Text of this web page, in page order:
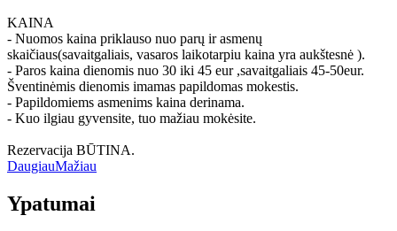
KAINA
- Nuomos kaina priklauso nuo parų ir asmenų
skaičiaus(savaitgaliais, vasaros laikotarpiu kaina yra aukštesnė ).
- Paros kaina dienomis nuo 30 iki 45 eur ,savaitgaliais 45-50eur.
Šventinėmis dienomis imamas papildomas mokestis.
- Papildomiems asmenims kaina derinama.
- Kuo ilgiau gyvensite, tuo mažiau mokėsite.
Rezervacija BŪTINA.
DaugiauMažiau
Ypatumai